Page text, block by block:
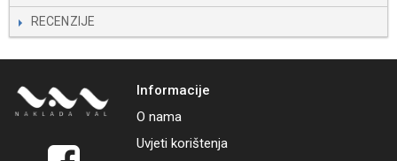
RECENZIJE
Informacije
O nama
Uvjeti korištenja